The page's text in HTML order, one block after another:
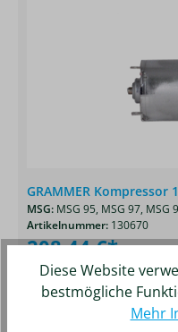
GRAMMER Kompressor
MSG: MSG 95, MSG 97, MSG
Artikelnummer: 130670
208,44 €*
Details
Diese Website
bestmögliche
Mehr